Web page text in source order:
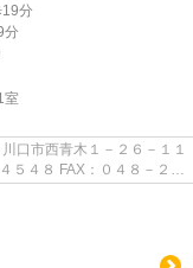
19分
分
室
口市西青木１－２６－１１
５４８ FAX：０４８－２５